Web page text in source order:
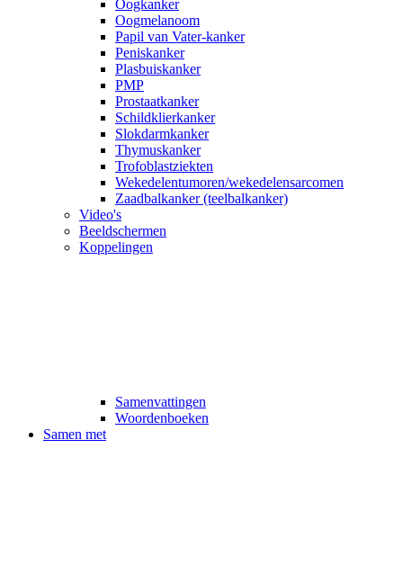
Oogkanker
Oogmelanoom
Papil van Vater-kanker
Peniskanker
Plasbuiskanker
PMP
Prostaatkanker
Schildklierkanker
Slokdarmkanker
Thymuskanker
Trofoblastziekten
Wekedelentumoren/wekedelensarcomen
Zaadbalkanker (teelbalkanker)
Video's
Beeldschermen
Koppelingen
Samenvattingen
Woordenboeken
Samen met